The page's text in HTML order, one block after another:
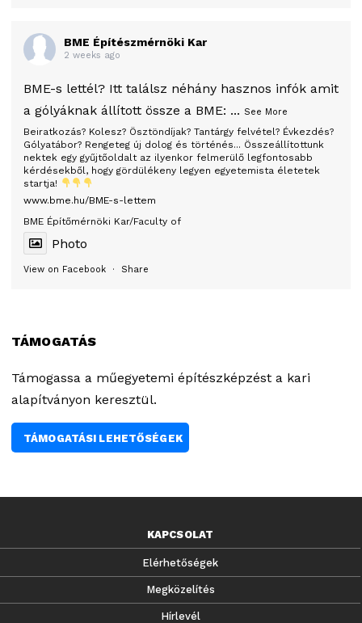
BME Építészmérnöki Kar
2 weeks ago
BME-s lettél? Itt találsz néhány hasznos infók amit
a gólyáknak állított össze a BME:
Beiratkozás? Kolesz? Ösztöndíjak? Tantárgy felvétel? Évkezdés?
Gólyatábor? Rengeteg új dolog és történés... Összeállítottunk
nektek egy gyűjtőoldalt az ilyenkor felmerülő legfontosabb
kérdésekből, hogy gördülékeny legyen egyetemista életetek
startja!
www.bme.hu/BME-s-lettem
BME Építőmérnöki Kar/Faculty of
... See More
Photo
View on Facebook · Share
TÁMOGATÁS
Támogassa a műegyetemi építészképzést a kari
alapítványon keresztül.
TÁMOGATÁSI LEHETŐSÉGEK
KAPCSOLAT
Elérhetőségek
Megközelítés
Hírlevél